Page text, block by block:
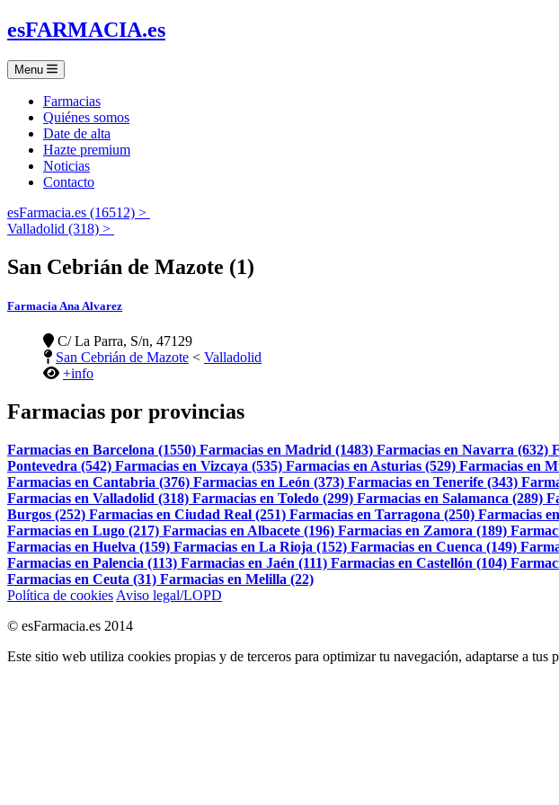
esFARMACIA.es
Menu
Farmacias
Quiénes somos
Date de alta
Hazte premium
Noticias
Contacto
esFarmacia.es (16512) >
Valladolid (318) >
San Cebrián de Mazote (1)
Farmacia Ana Alvarez
C/ La Parra, S/n, 47129
San Cebrián de Mazote < Valladolid
+info
Farmacias por provincias
Farmacias en Barcelona (1550) Farmacias en Madrid (1483) Farmacias en Navarra (632)
Pontevedra (542) Farmacias en Vizcaya (535) Farmacias en Asturias (529) Farmacias en
Farmacias en Cantabria (376) Farmacias en León (373) Farmacias en Tenerife (343)
Farmacias en Valladolid (318) Farmacias en Toledo (299) Farmacias en Salamanca (289)
Burgos (252) Farmacias en Ciudad Real (251) Farmacias en Tarragona (250) Farmacias
Farmacias en Lugo (217) Farmacias en Albacete (196) Farmacias en Zamora (189)
Farmacias en Huelva (159) Farmacias en La Rioja (152) Farmacias en Cuenca (149)
Farmacias en Palencia (113) Farmacias en Jaén (111) Farmacias en Castellón (104)
Farmacias en Ceuta (31) Farmacias en Melilla (22)
Política de cookies Aviso legal/LOPD
© esFarmacia.es 2014
Este sitio web utiliza cookies propias y de terceros para optimizar tu navegación, adaptarse a